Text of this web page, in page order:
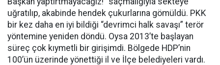
uğratılıp, akabinde hendek çukurlarına gömüldü. PKK
bir kez daha en iyi bildiği “devrimci halk savaşı” terör
yöntemine yeniden döndü. Oysa 2013’te başlayan
süreç çok kıymetli bir girişimdi. Bölgede HDP’nin
100’ün üzerinde yönettiği il ve İlçe belediyeleri vardı.